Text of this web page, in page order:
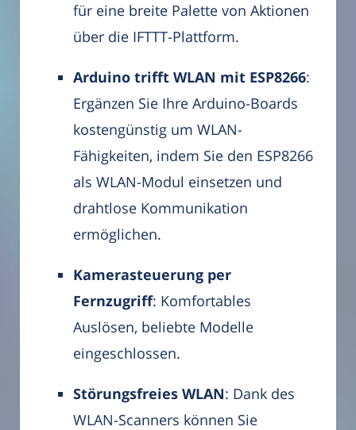
für eine breite Palette von Aktionen
über die IFTTT-Plattform.
Arduino trifft WLAN mit ESP8266:
Ergänzen Sie Ihre Arduino-Boards
kostengünstig um WLAN-
Fähigkeiten, indem Sie den ESP8266
als WLAN-Modul einsetzen und
drahtlose Kommunikation
ermöglichen.
Kamerasteuerung per
Fernzugriff: Komfortables
Auslösen, beliebte Modelle
eingeschlossen.
Störungsfreies WLAN: Dank des
WLAN-Scanners können Sie